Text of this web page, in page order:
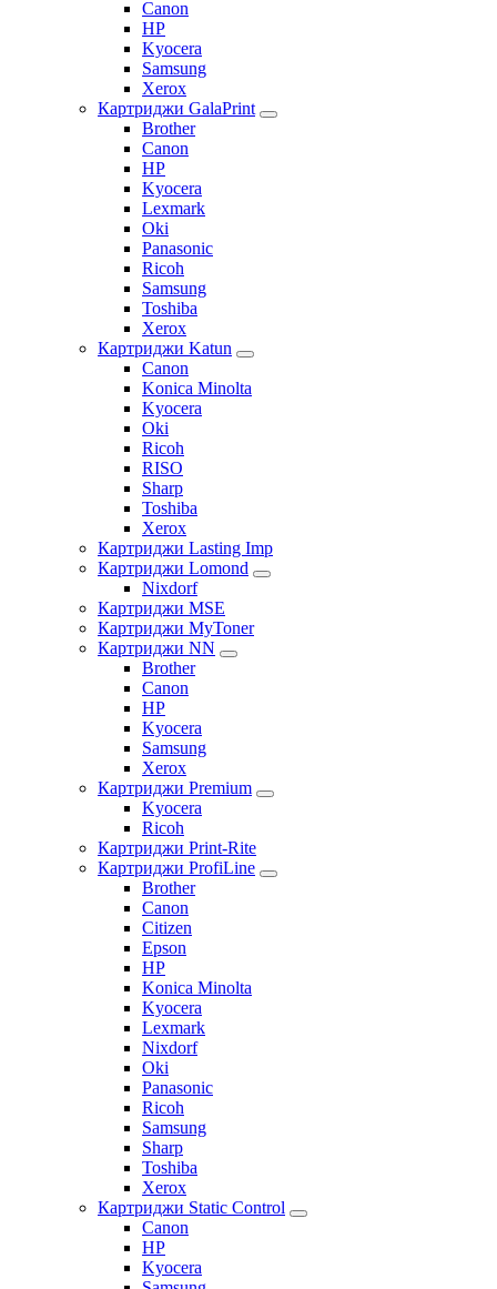
Canon
HP
Kyocera
Samsung
Xerox
Картриджи GalaPrint
Brother
Canon
HP
Kyocera
Lexmark
Oki
Panasonic
Ricoh
Samsung
Toshiba
Xerox
Картриджи Katun
Canon
Konica Minolta
Kyocera
Oki
Ricoh
RISO
Sharp
Toshiba
Xerox
Картриджи Lasting Imp
Картриджи Lomond
Nixdorf
Картриджи MSE
Картриджи MyToner
Картриджи NN
Brother
Canon
HP
Kyocera
Samsung
Xerox
Картриджи Premium
Kyocera
Ricoh
Картриджи Print-Rite
Картриджи ProfiLine
Brother
Canon
Citizen
Epson
HP
Konica Minolta
Kyocera
Lexmark
Nixdorf
Oki
Panasonic
Ricoh
Samsung
Sharp
Toshiba
Xerox
Картриджи Static Control
Canon
HP
Kyocera